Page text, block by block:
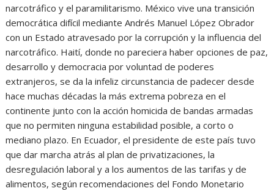
narcotráfico y el paramilitarismo. México vive una transición
democrática difícil mediante Andrés Manuel López Obrador
con un Estado atravesado por la corrupción y la influencia del
narcotráfico. Haití, donde no pareciera haber opciones de paz,
desarrollo y democracia por voluntad de poderes
extranjeros, se da la infeliz circunstancia de padecer desde
hace muchas décadas la más extrema pobreza en el
continente junto con la acción homicida de bandas armadas
que no permiten ninguna estabilidad posible, a corto o
mediano plazo. En Ecuador, el presidente de este país tuvo
que dar marcha atrás al plan de privatizaciones, la
desregulación laboral y a los aumentos de las tarifas y de
alimentos, según recomendaciones del Fondo Monetario